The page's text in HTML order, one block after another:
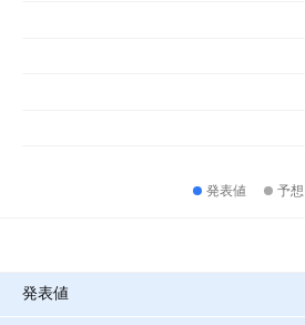
発表値 予想
発表値